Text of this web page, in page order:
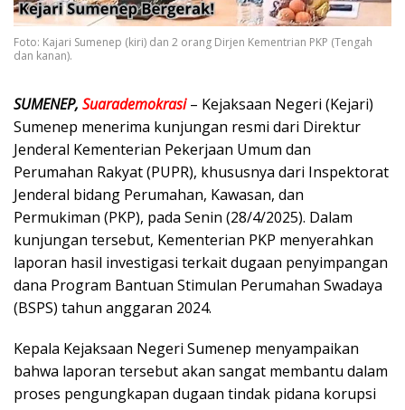
Foto: Kajari Sumenep (kiri) dan 2 orang Dirjen Kementrian PKP (Tengah
dan kanan).
SUMENEP, Suarademokrasi– Kejaksaan Negeri (Kejari)
Sumenep menerima kunjungan resmi dari Direktur
Jenderal Kementerian Pekerjaan Umum dan
Perumahan Rakyat (PUPR), khususnya dari Inspektorat
Jenderal bidang Perumahan, Kawasan, dan
Permukiman (PKP), pada Senin (28/4/2025). Dalam
kunjungan tersebut, Kementerian PKP menyerahkan
laporan hasil investigasi terkait dugaan penyimpangan
dana Program Bantuan Stimulan Perumahan Swadaya
(BSPS) tahun anggaran 2024.
Kepala Kejaksaan Negeri Sumenep menyampaikan
bahwa laporan tersebut akan sangat membantu dalam
proses pengungkapan dugaan tindak pidana korupsi